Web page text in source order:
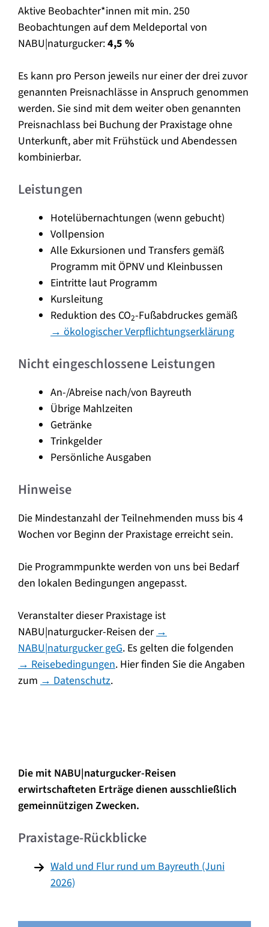
Aktive Beobachter*innen mit min. 250
Beobachtungen auf dem Meldeportal von
NABU|naturgucker:4,5 %
Es kann pro Person jeweils nur einer der drei zuvor
genannten Preisnachlässe in Anspruch genommen
werden. Sie sind mit dem weiter oben genannten
Preisnachlass bei Buchung der Praxistage ohne
Unterkunft, aber mit Frühstück und Abendessen
kombinierbar.
Leistungen
Hotelübernachtungen (wenn gebucht)
Vollpension
Alle Exkursionen und Transfers gemäß
Programm mit ÖPNV und Kleinbussen
Eintritte laut Programm
Kursleitung
Reduktion des CO2-Fußabdruckes gemäß
→ ökologischer Verpflichtungserklärung
Nicht eingeschlossene Leistungen
An-/Abreise nach/von Bayreuth
Übrige Mahlzeiten
Getränke
Trinkgelder
Persönliche Ausgaben
Hinweise
Die Mindestanzahl der Teilnehmenden muss bis 4
Wochen vor Beginn der Praxistage erreicht sein.
Die Programmpunkte werden von uns bei Bedarf
den lokalen Bedingungen angepasst.
Veranstalter dieser Praxistage ist
NABU|naturgucker-Reisen der→
NABU|naturgucker geG. Es gelten die folgenden
→ Reisebedingungen. Hier finden Sie die Angaben
zum → Datenschutz.
Die mit NABU|naturgucker-Reisen
erwirtschafteten Erträge dienen ausschließlich
gemeinnützigen Zwecken.
Praxistage-Rückblicke
Wald und Flur rund um Bayreuth (Juni
2026)